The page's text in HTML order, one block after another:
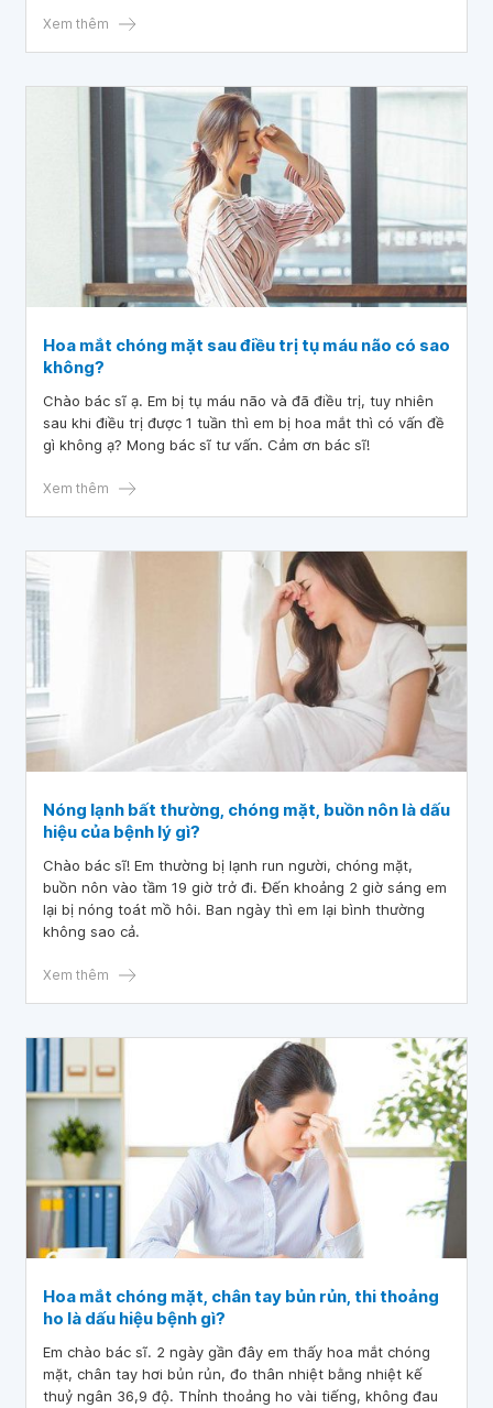
hàng ngày. Bác sĩ cho em hỏi tình trạng của em có phải là
Xem thêm
Hoa mắt chóng mặt sau điều trị tụ máu não có sao
không?
Chào bác sĩ ạ. Em bị tụ máu não và đã điều trị, tuy nhiên
sau khi điều trị được 1 tuần thì em bị hoa mắt thì có vấn đề
gì không ạ? Mong bác sĩ tư vấn. Cảm ơn bác sĩ!
Xem thêm
Nóng lạnh bất thường, chóng mặt, buồn nôn là dấu
hiệu của bệnh lý gì?
Chào bác sĩ! Em thường bị lạnh run người, chóng mặt,
buồn nôn vào tầm 19 giờ trở đi. Đến khoảng 2 giờ sáng em
lại bị nóng toát mồ hôi. Ban ngày thì em lại bình thường
không sao cả.
Xem thêm
Hoa mắt chóng mặt, chân tay bủn rủn, thi thoảng
ho là dấu hiệu bệnh gì?
Em chào bác sĩ. 2 ngày gần đây em thấy hoa mắt chóng
mặt, chân tay hơi bủn rủn, đo thân nhiệt bằng nhiệt kế
thuỷ ngân 36,9 độ. Thỉnh thoảng ho vài tiếng, không đau